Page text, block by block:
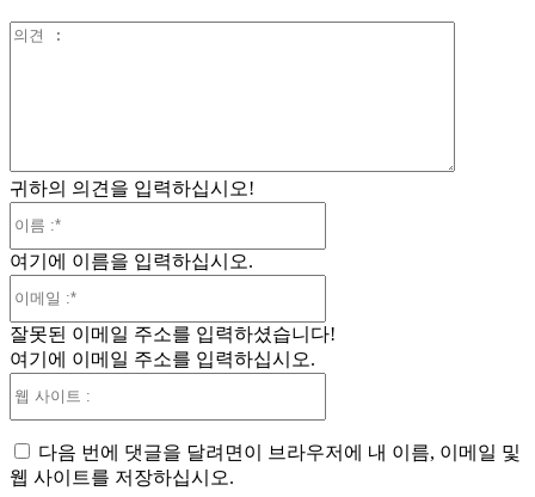
귀하의 의견을 입력하십시오!
여기에 이름을 입력하십시오.
일
잘못된 이메일 주소를 입력하셨습니다!
여기에 이메일 주소를 입력하십시오.
트
다음 번에 댓글을 달려면이 브라우저에 내 이름, 이메일 및
웹 사이트를 저장하십시오.